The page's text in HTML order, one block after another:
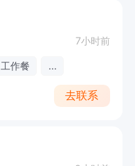
7小时前
工作餐 ...
去联系